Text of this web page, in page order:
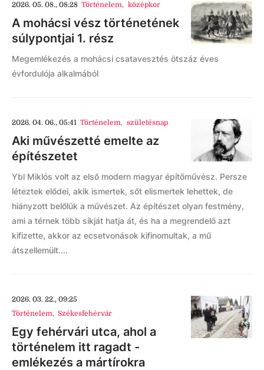
2026. 05. 08., 08:28 Történelem, középkor
A mohácsi vész történetének
súlypontjai 1. rész
Megemlékezés a mohácsi csatavesztés ötszáz éves
évfordulója alkalmából
2026. 04. 06., 05:41 Történelem, születésnap
Aki művészetté emelte az
építészetet
Ybl Miklós volt az első modern magyar építőművész. Persze
léteztek elődei, akik ismertek, sőt elismertek lehettek, de
hiányzott belőlük a művészet. Az építészet olyan festmény,
ami a térnek több síkját hatja át, és ha a megrendelő azt
kifizette, akkor az ecsetvonások kifinomultak, a mű
átszellemült....
2026. 03. 22., 09:25
Történelem, Székesfehérvár
Egy fehérvári utca, ahol a
történelem itt ragadt -
emlékezés a mártírokra